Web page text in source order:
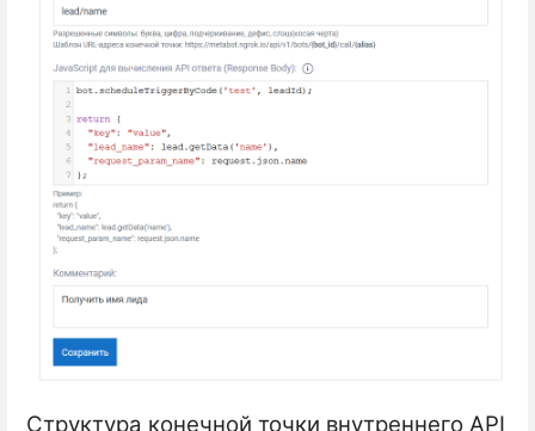
Структура конечной точки внутреннего API